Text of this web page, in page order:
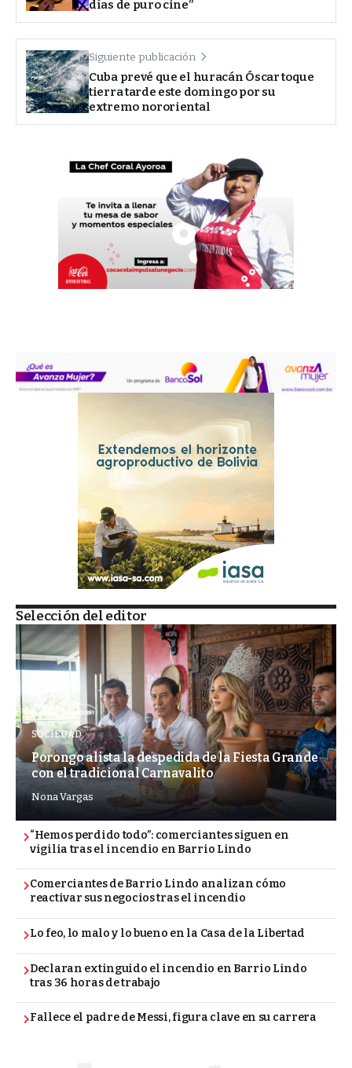
días de puro cine”
Siguiente publicación
Cuba prevé que el huracán Óscar toque
tierra tarde este domingo por su
extremo nororiental
Selección del editor
SOCIEDAD
Porongo alista la despedida de la Fiesta Grande
con el tradicional Carnavalito
Nona Vargas
“Hemos perdido todo”: comerciantes siguen en
vigilia tras el incendio en Barrio Lindo
Comerciantes de Barrio Lindo analizan cómo
reactivar sus negocios tras el incendio
Lo feo, lo malo y lo bueno en la Casa de la Libertad
Declaran extinguido el incendio en Barrio Lindo
tras 36 horas de trabajo
Fallece el padre de Messi, figura clave en su carrera